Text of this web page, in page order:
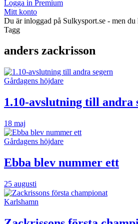
Logga in Premium
Mitt konto
Du är inloggad på Sulkysport.se - men
Tagg
anders zackrisson
Gårdagens höjdare
1.10-avslutning till andra
18 maj
Gårdagens höjdare
Ebba blev nummer ett
25 augusti
Karlshamn